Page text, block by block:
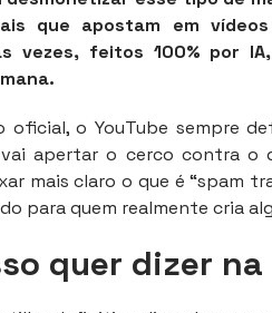
que apostam em
vezes, feitos 100% por
oficial, o YouTube sempre
apertar o cerco contra o
mais claro o que é “spam
para quem realmente cria
quer dizer